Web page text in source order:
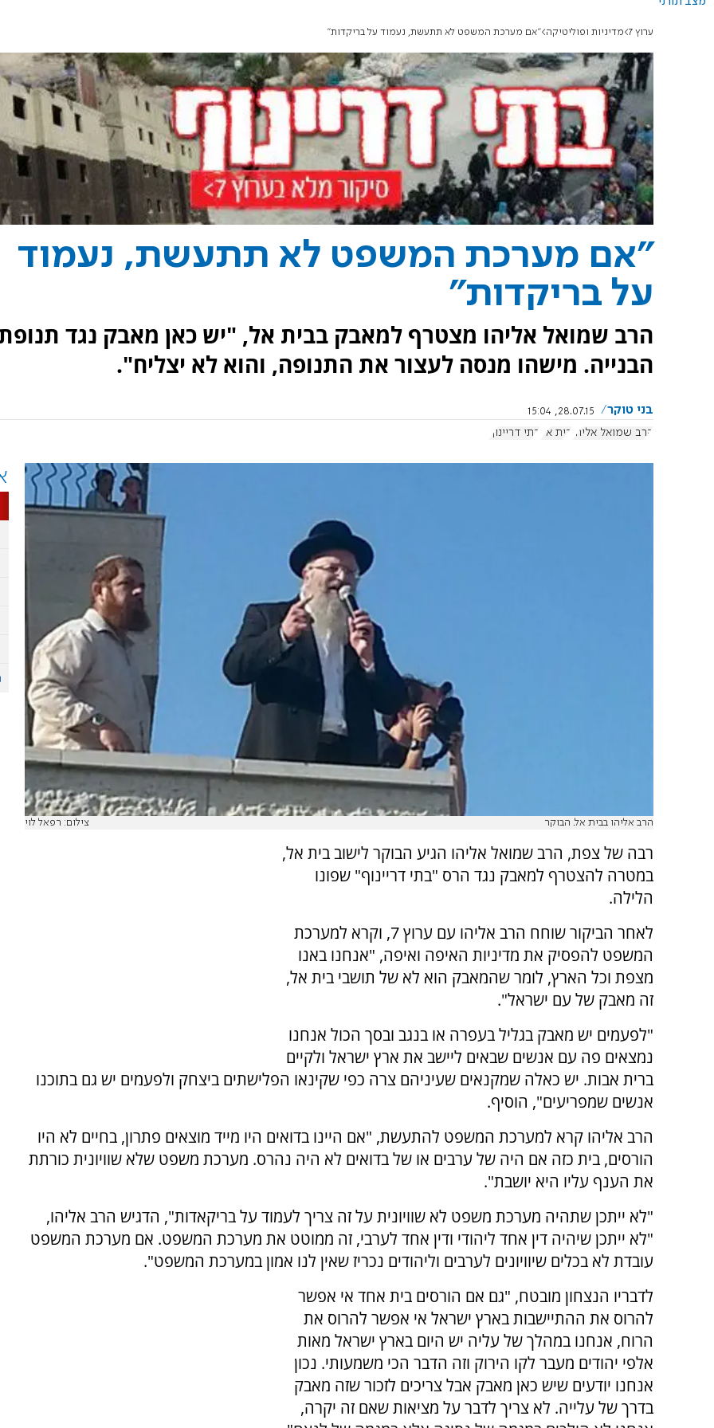
ערוץ 7 מדיניות ופוליטיקה "אם מערכת המשפט לא תתעשת, נעמוד על בריקדות"
"אם מערכת המשפט לא תתעשת, נעמוד
על בריקדות"
הרב שמואל אליהו מצטרף למאבק בבית אל, "יש כאן מאבק נגד
הבנייה. מישהו מנסה לעצור את התנופה, והוא לא יצליח".
בני טוקר
28.07.15, 15:04
הרב שמואל אליהו בית אל בתי דריינוף
הרב אליהו בבית אל. הבוקר צילום: רפאל לוי
רבה של צפת, הרב שמואל אליהו הגיע הבוקר לישוב בית אל,
במטרה להצטרף למאבק נגד הרס "בתי דריינוף" שפונו
הלילה.
לאחר הביקור שוחח הרב אליהו עם ערוץ 7, וקרא למערכת
המשפט להפסיק את מדיניות האיפה ואיפה, "אנחנו באנו
מצפת וכל הארץ, לומר שהמאבק הוא לא של תושבי בית אל,
זה מאבק של עם ישראל".
"לפעמים יש מאבק בגליל בעפרה או בנגב ובסך הכול אנחנו
נמצאים פה עם אנשים שבאים ליישב את ארץ ישראל ולקיים
ברית אבות. יש כאלה שמקנאים שעיניהם צרה כפי שקינאו הפלישתים ביצחק ולפעמים יש גם בתוכנו
אנשים שמפריעים", הוסיף.
הרב אליהו קרא למערכת המשפט להתעשת, "אם היינו בדואים היו מייד מוצאים פתרון, בחיים לא היו
הורסים, בית כזה אם היה של ערבים או של בדואים לא היה נהרס. מערכת משפט שלא שוויונית כורתת
את הענף עליו היא יושבת".
"לא ייתכן שתהיה מערכת משפט לא שוויונית על זה צריך לעמוד על בריקאדות", הדגיש הרב אליהו,
"לא ייתכן שיהיה דין אחד ליהודי ודין אחד לערבי, זה ממוטט את מערכת המשפט. אם מערכת המשפט
עובדת לא בכלים שיוויונים לערבים וליהודים נכריז שאין לנו אמון במערכת המשפט".
לדבריו הנצחון מובטח, "גם אם הורסים בית אחד אי אפשר
להרוס את ההתיישבות בארץ ישראל אי אפשר להרוס את
הרוח, אנחנו במהלך של עליה יש היום בארץ ישראל מאות
אלפי יהודים מעבר לקו הירוק וזה הדבר הכי משמעותי. נכון
אנחנו יודעים שיש כאן מאבק אבל צריכים לזכור שזה מאבק
בדרך של עלייה. לא צריך לדבר על מציאות שאם זה יקרה,